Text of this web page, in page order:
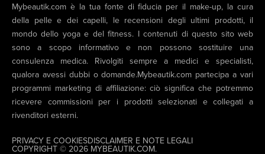
Mybeautik.com è la tua fonte di fiducia per il make-up, la cura
della pelle e dei capelli, le recensioni degli ultimi prodotti, il
mondo dello yoga e del fitness. I contenuti di questo sito web
sono a scopo informativo e non possono sostituire una
consulenza medica. Rivolgiti sempre a medici e specialisti,
qualora avessi dubbi o domande.Mybeautik.com partecipa a vari
programmi marketing di affiliazione: ciò significa che potremmo
ricevere commissioni per i prodotti selezionati e collegati a
rivenditori esterni.
PRIVACY E COOKIESDISCLAIMER E NOTE LEGALI
COPYRIGHT © 2026 MYBEAUTIK.COM.